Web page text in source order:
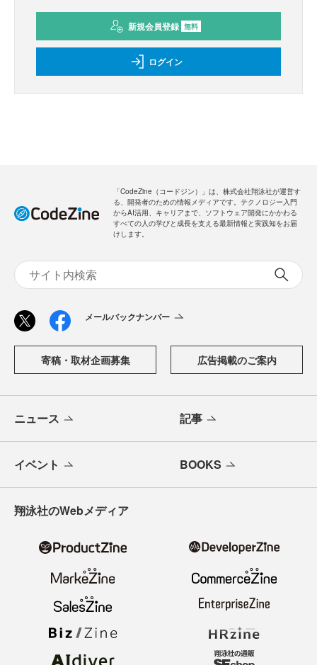
新規会員登録 無料
ログイン
「CodeZine（コードジン）」は、株式会社翔泳社が運営す
る、開発者のための情報メディアです。テクノロジー入門
からAI活用、キャリアまで、ソフトウェア開発にかかわる
すべての人の学びと成長を支える最新情報と実践知をお届
けします。
メールバックナンバー
寄稿・取材企画募集 広告掲載のご案内
ニュース 記事
イベント BOOKS
翔泳社のWebメディア